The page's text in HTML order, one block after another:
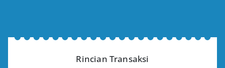
Rincian Transaksi